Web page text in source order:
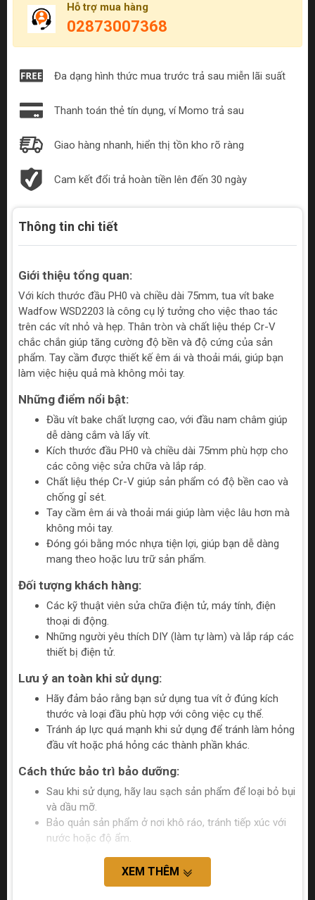
Hỗ trợ mua hàng
02873007368
Đa dạng hình thức mua trước trả sau miễn lãi suất
Thanh toán thẻ tín dụng, ví Momo trả sau
Giao hàng nhanh, hiển thị tồn kho rõ ràng
Cam kết đổi trả hoàn tiền lên đến 30 ngày
Thông tin chi tiết
Giới thiệu tổng quan:
Với kích thước đầu PH0 và chiều dài 75mm, tua vít bake
Wadfow WSD2203 là công cụ lý tưởng cho việc thao tác
trên các vít nhỏ và hẹp. Thân tròn và chất liệu thép Cr-V
chắc chắn giúp tăng cường độ bền và độ cứng của sản
phẩm. Tay cầm được thiết kế êm ái và thoải mái, giúp bạn
làm việc hiệu quả mà không mỏi tay.
Những điểm nổi bật:
Đầu vít bake chất lượng cao, với đầu nam châm giúp
dễ dàng cắm và lấy vít.
Kích thước đầu PH0 và chiều dài 75mm phù hợp cho
các công việc sửa chữa và lắp ráp.
Chất liệu thép Cr-V giúp sản phẩm có độ bền cao và
chống gỉ sét.
Tay cầm êm ái và thoải mái giúp làm việc lâu hơn mà
không mỏi tay.
Đóng gói bằng móc nhựa tiện lợi, giúp bạn dễ dàng
mang theo hoặc lưu trữ sản phẩm.
Đối tượng khách hàng:
Các kỹ thuật viên sửa chữa điện tử, máy tính, điện
thoại di động.
Những người yêu thích DIY (làm tự làm) và lắp ráp các
thiết bị điện tử.
Lưu ý an toàn khi sử dụng:
Hãy đảm bảo rằng bạn sử dụng tua vít ở đúng kích
thước và loại đầu phù hợp với công việc cụ thể.
Tránh áp lực quá mạnh khi sử dụng để tránh làm hỏng
đầu vít hoặc phá hỏng các thành phần khác.
Cách thức bảo trì bảo dưỡng:
Sau khi sử dụng, hãy lau sạch sản phẩm để loại bỏ bụi
và dầu mỡ.
Bảo quản sản phẩm ở nơi khô ráo, tránh tiếp xúc với
nước hoặc độ ẩm.
XEM THÊM